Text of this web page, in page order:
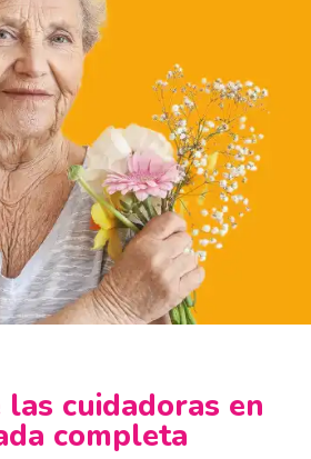
las cuidadoras en
completa